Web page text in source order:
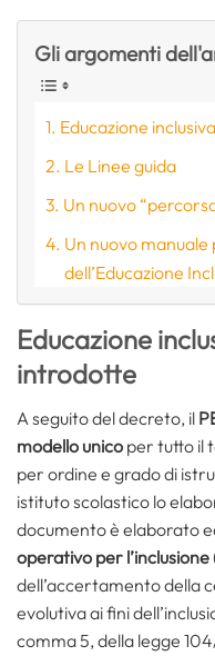
Gli argomenti
Educazione
Le Linee guida
Un nuovo
Un nuovo
dell’Educazione
Educazione
introdotte
A seguito del decreto, il
modello unico per tutto il
per ordine e grado di
istituto scolastico lo
documento è elaborato
operativo per l’inclusione
dell’accertamento della
evolutiva ai fini
comma 5, della legge